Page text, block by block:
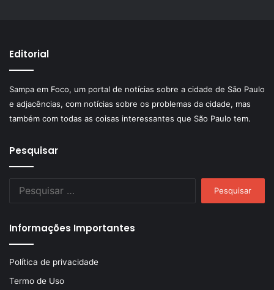
Editorial
Sampa em Foco, um portal de notícias sobre a cidade de São Paulo
e adjacências, com notícias sobre os problemas da cidade, mas
também com todas as coisas interessantes que São Paulo tem.
Pesquisar
Informações Importantes
Política de privacidade
Termo de Uso